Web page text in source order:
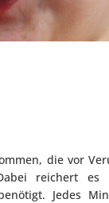
die vor
reichert
Jedes